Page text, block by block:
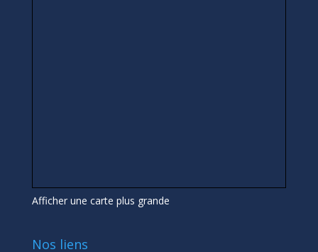
Afficher une carte plus grande
Nos liens